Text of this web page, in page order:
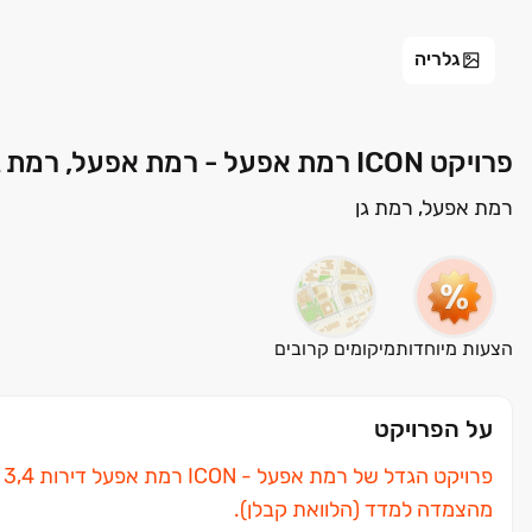
גלריה
פרויקט ICON רמת אפעל - רמת אפעל, רמת גן | רמי צרפתי חברה לבניה בע"מ
רמת אפעל, רמת גן
הצעות מיוחדותמיקומים קרובים
על הפרויקט
מהצמדה למדד (הלוואת קבלן).